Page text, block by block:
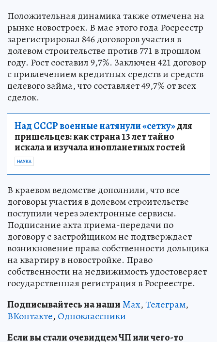
Положительная динамика также отмечена на
рынке новостроек. В мае этого года Росреестр
зарегистрировал 846 договоров участия в
долевом строительстве против 771 в прошлом
году. Рост составил 9,7%. Заключен 421 договор
с привлечением кредитных средств и средств
целевого займа, что составляет 49,7% от всех
сделок.
Над СССР военные натянули «сетку»для
пришельцев: как страна 13 лет тайно
искала и изучала инопланетных гостей
НАУКА
В краевом ведомстве дополнили, что все
договоры участия в долевом строительстве
поступили через электронные сервисы.
Подписание акта приема-передачи по
договору с застройщиком не подтверждает
возникновение права собственности дольщика
на квартиру в новостройке. Право
собственности на недвижимость удостоверяет
государственная регистрация в Росреестре.
Подписывайтесь на нашиMax,Телеграм,
ВКонтакте, Одноклассники
Если вы стали очевидцем ЧП или чего-то